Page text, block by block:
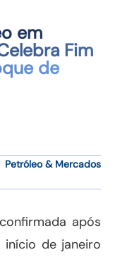
em
Fim
de
Petróleo & Mercados
após
início de janeiro